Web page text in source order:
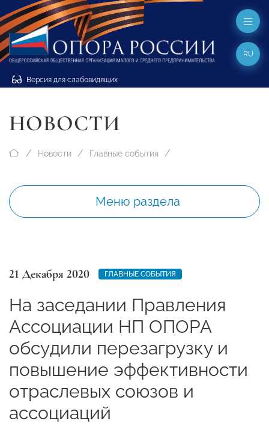
Версия для слабовидящих
RU
НОВОСТИ
Новости Главные события
Меню раздела
21 Декабря 2020 ГЛАВНЫЕ СОБЫТИЯ
На заседании Правления
Ассоциации НП ОПОРА
обсудили перезагрузку и
повышение эффективности
отраслевых союзов и
ассоциаций